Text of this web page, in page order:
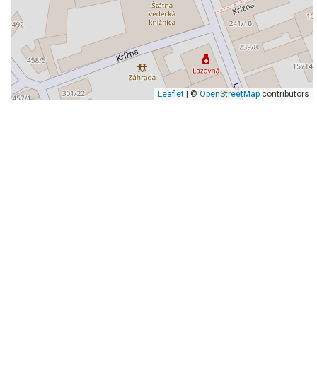
Leaflet| © OpenStreetMapcontributors